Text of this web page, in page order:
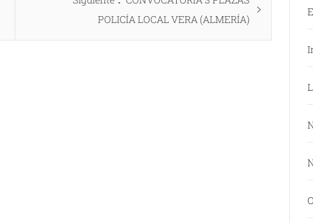
siguiente:
POLICÍA LOCAL VERA (ALMERÍA)